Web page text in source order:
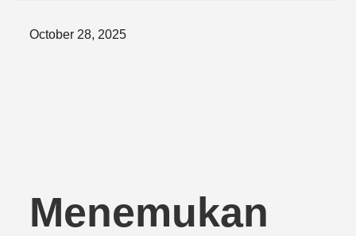
Posted
October 28, 2025
Menemukan